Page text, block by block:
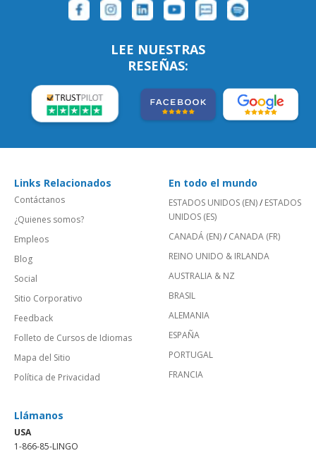
LEE NUESTRAS
RESEÑAS:
Links Relacionados
Contáctanos
¿Quienes somos?
Empleos
Blog
Social
Sitio Corporativo
Feedback
Folleto de Cursos de Idiomas
Mapa del Sitio
Política de Privacidad
En todo el mundo
ESTADOS UNIDOS (EN)/ ESTADOS
UNIDOS (ES)
CANADÁ (EN)/ CANADA (FR)
REINO UNIDO & IRLANDA
AUSTRALIA & NZ
BRASIL
ALEMANIA
ESPAÑA
PORTUGAL
FRANCIA
Llámanos
USA
1-866-85-LINGO